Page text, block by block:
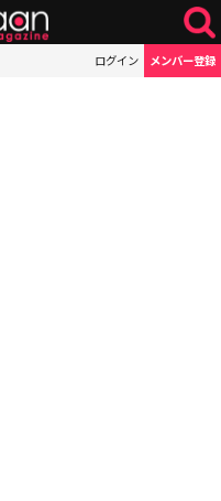
ログイン メンバー登録